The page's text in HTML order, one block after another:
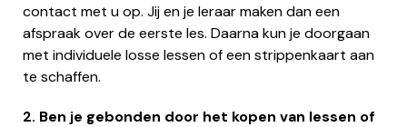
contact met u op. Jij en je leraar maken dan een
afspraak over de eerste les. Daarna kun je doorgaan
met individuele losse lessen of een strippenkaart aan
te schaffen.
2. Ben je gebonden door het kopen van lessen of